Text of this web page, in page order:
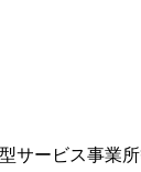
サービス事業